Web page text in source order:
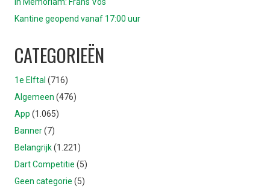
Kantine geopend vanaf 17:00 uur
CATEGORIEËN
1e Elftal (716)
Algemeen (476)
App (1.065)
Banner(7)
Belangrijk(1.221)
Dart Competitie (5)
Geen categorie (5)